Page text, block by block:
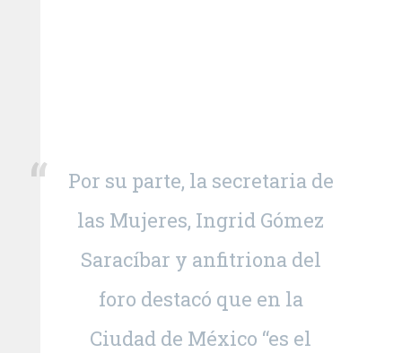
Por su parte, la secretaria de
las Mujeres, Ingrid Gómez
Saracíbar y anfitriona del
foro destacó que en la
Ciudad de México “es el